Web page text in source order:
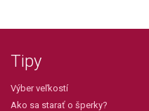
Tipy
Výber veľkostí
Ako sa starať o šperky?